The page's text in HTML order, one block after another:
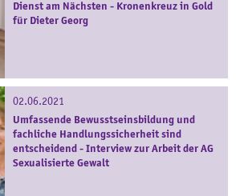
Dienst am Nächsten - Kronenkreuz in Gold
für Dieter Georg
02.06.2021
Umfassende Bewusstseinsbildung und
fachliche Handlungssicherheit sind
entscheidend - Interview zur Arbeit der AG
Sexualisierte Gewalt